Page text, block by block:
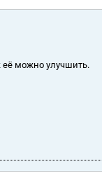
её можно улучшить.